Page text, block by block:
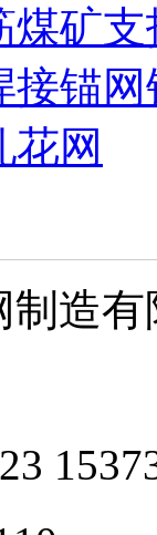
煤矿
接锚
花网
制造有